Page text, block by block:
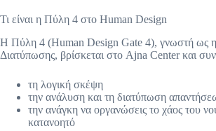
Τι είναι η Πύλη 4 στο Human Design
Η Πύλη 4 (Human Design Gate 4), γνωστή ως
Διατύπωσης, βρίσκεται στο Ajna Center και
τη λογική σκέψη
την ανάλυση και τη διατύπωση
την ανάγκη να οργανώσεις το χάος του
κατανοητό